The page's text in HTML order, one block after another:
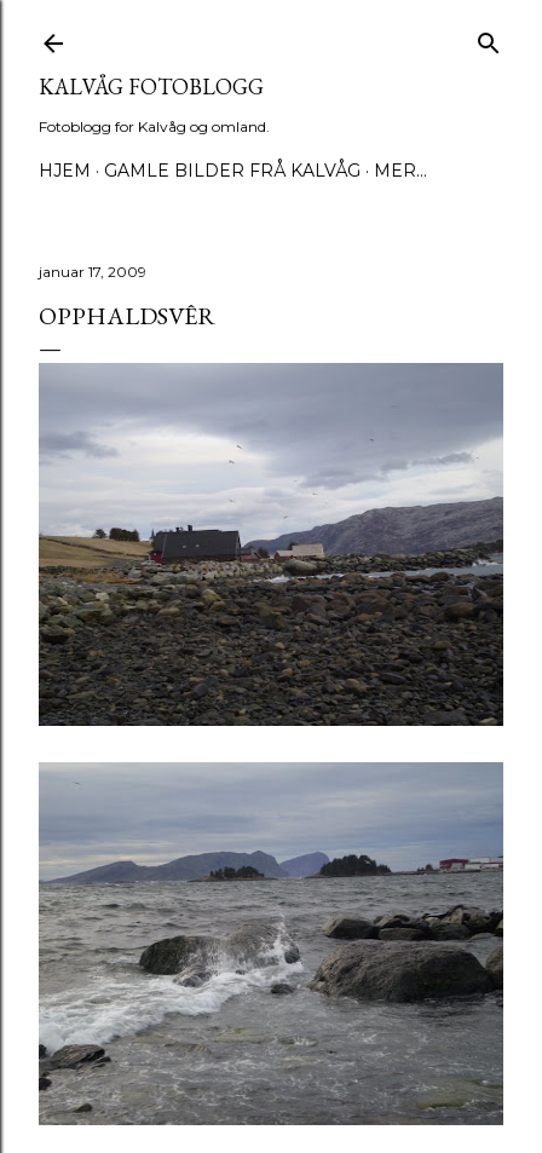
KALVÅG FOTOBLOGG
Fotoblogg for Kalvåg og omland.
HJEM GAMLE BILDER FRÅ KALVÅG MER…
januar 17, 2009
OPPHALDSVÊR